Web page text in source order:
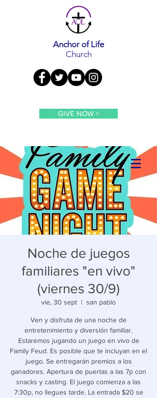
Anchor of Life
Church
GIVE NOW >
Noche de juegos
familiares "en vivo"
(viernes 30/9)
vie, 30 sept
  |
san pablo
Ven y disfruta de una noche de
entretenimiento y diversión familiar.
Estaremos jugando un juego en vivo de
Family Feud. Es posible que te incluyan en el
juego. Se entregarán premios a los
ganadores. Apertura de puertas a las 7p con
snacks y casting. El juego comienza a las
7:30p, no llegues tarde. La entrada $20 se